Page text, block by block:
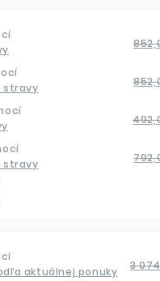
stravy
stravy
aktuálnej ponuky 3